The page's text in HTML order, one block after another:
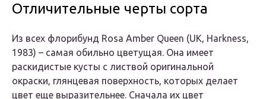
Отличительные черты сорта
Из всех флорибунд Rosa Amber Queen (UK, Harkness,
1983) – самая обильно цветущая. Она имеет
раскидистые кусты с листвой оригинальной
окраски, глянцевая поверхность, которых делает
цвет еще выразительнее. Сначала их цвет